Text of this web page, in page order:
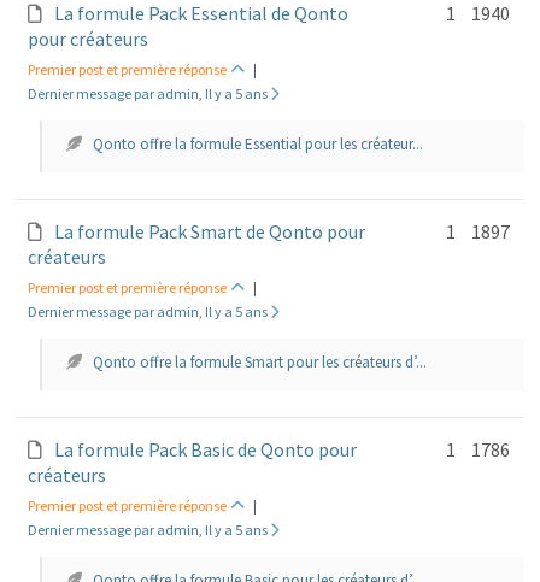
La formule Pack Essential de Qonto
pour créateurs
Premier post et première réponse
|
Dernier message par admin, Il y a 5 ans
1940
1
Qonto offre la formule Essential pour les créateur...
La formule Pack Smart de Qonto pour
créateurs
Premier post et première réponse
|
Dernier message par admin, Il y a 5 ans
1897
1
Qonto offre la formule Smart pour les créateurs d’...
La formule Pack Basic de Qonto pour
créateurs
Premier post et première réponse
|
Dernier message par admin, Il y a 5 ans
1786
1